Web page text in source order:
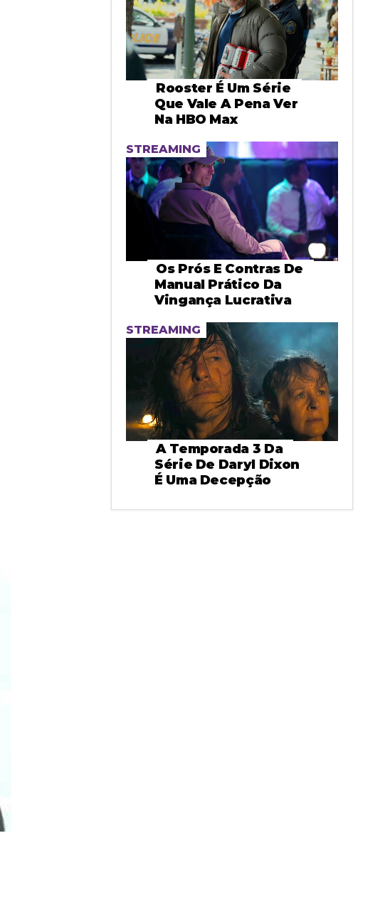
Rooster É Um Série
Que Vale A Pena Ver
Na HBO Max
STREAMING
Os Prós E Contras De
Manual Prático Da
Vingança Lucrativa
STREAMING
A Temporada 3 Da
Série De Daryl Dixon
É Uma Decepção